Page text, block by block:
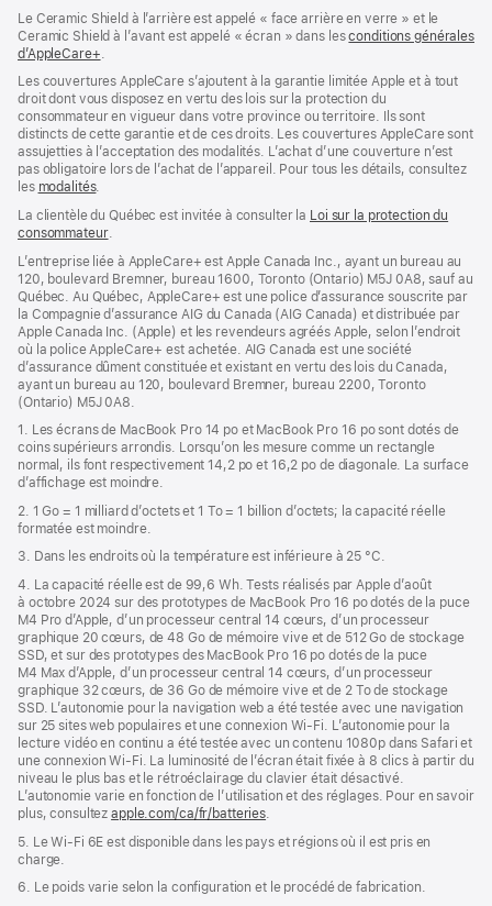
nouvelle
fenêtre)
Le Ceramic Shield à l’arrière est appelé « face arrière en verre » et le
Ceramic Shield à l’avant est appelé « écran » dans lesconditions générales
d’AppleCare+
une
nouvelle
fenêtre)
Les couvertures AppleCare s’ajoutent à la garantie limitée Apple et à tout
droit dont vous disposez en vertu des lois sur la protection du
consommateur en vigueur dans votre province ou territoire. Ils sont
distincts de cette garantie et de ces droits. Les couvertures AppleCare sont
assujetties à l’acceptation des modalités. L’achat d’une couverture n’est
pas obligatoire lors de l’achat de l’appareil. Pour tous les détails, consultez
les modalités(s’ouvre
une
nouvelle
fenêtre)
.
La clientèle du Québec est invitée à consulter la Loi sur la protection du
consommateur(s’ouvre
une
nouvelle
fenêtre)
.
L’entreprise liée à AppleCare+ est Apple Canada Inc., ayant un bureau au
120, boulevard Bremner, bureau 1600, Toronto (Ontario) M5J 0A8, sauf au
Québec. Au Québec, AppleCare+ est une police d’assurance souscrite par
la Compagnie d’assurance AIG du Canada (AIG Canada) et distribuée par
Apple Canada Inc. (Apple) et les revendeurs agréés Apple, selon l’endroit
où la police AppleCare+ est achetée. AIG Canada est une société
d’assurance dûment constituée et existant en vertu des lois du Canada,
ayant un bureau au 120, boulevard Bremner, bureau 2200, Toronto
(Ontario) M5J 0A8.
1. Les écrans de MacBook Pro 14 po et MacBook Pro 16 po sont dotés de
coins supérieurs arrondis. Lorsqu’on les mesure comme un rectangle
normal, ils font respectivement 14,2 po et 16,2 po de diagonale. La surface
d’affichage est moindre.
2. 1 Go = 1 milliard d’octets et 1 To = 1 billion d’octets; la capacité réelle
formatée est moindre.
3. Dans les endroits où la température est inférieure à 25 °C.
4. La capacité réelle est de 99,6 Wh. Tests réalisés par Apple d’août
à octobre 2024 sur des prototypes de MacBook Pro 16 po dotés de la puce
M4 Pro d’Apple, d’un processeur central 14 cœurs, d’un processeur
graphique 20 cœurs, de 48 Go de mémoire vive et de 512 Go de stockage
SSD, et sur des prototypes des MacBook Pro 16 po dotés de la puce
M4 Max d’Apple, d’un processeur central 14 cœurs, d’un processeur
graphique 32 cœurs, de 36 Go de mémoire vive et de 2 To de stockage
SSD. L’autonomie pour la navigation web a été testée avec une navigation
sur 25 sites web populaires et une connexion Wi-Fi. L’autonomie pour la
lecture vidéo en continu a été testée avec un contenu 1080p dans Safari et
une connexion Wi-Fi. La luminosité de l’écran était fixée à 8 clics à partir du
niveau le plus bas et le rétroéclairage du clavier était désactivé.
L’autonomie varie en fonction de l’utilisation et des réglages. Pour en savoir
plus, consultezapple.com/ca/fr/batteries.
5. Le Wi‑Fi 6E est disponible dans les pays et régions où il est pris en
charge.
6. Le poids varie selon la configuration et le procédé de fabrication.